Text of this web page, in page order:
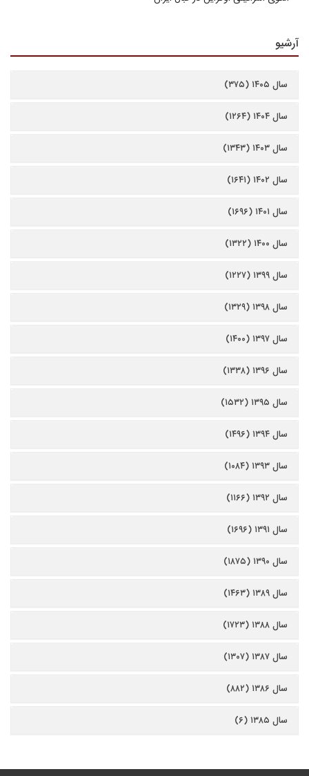
آرشیو
سال ۱۴۰۵ (۳۷۵)
سال ۱۴۰۴ (۱۲۶۴)
سال ۱۴۰۳ (۱۳۴۳)
سال ۱۴۰۲ (۱۶۴۱)
سال ۱۴۰۱ (۱۶۹۶)
سال ۱۴۰۰ (۱۳۲۲)
سال ۱۳۹۹ (۱۲۲۷)
سال ۱۳۹۸ (۱۳۲۹)
سال ۱۳۹۷ (۱۴۰۰)
سال ۱۳۹۶ (۱۳۳۸)
سال ۱۳۹۵ (۱۵۳۲)
سال ۱۳۹۴ (۱۴۹۶)
سال ۱۳۹۳ (۱۰۸۴)
سال ۱۳۹۲ (۱۱۶۶)
سال ۱۳۹۱ (۱۶۹۶)
سال ۱۳۹۰ (۱۸۷۵)
سال ۱۳۸۹ (۱۴۶۳)
سال ۱۳۸۸ (۱۷۲۳)
سال ۱۳۸۷ (۱۳۰۷)
سال ۱۳۸۶ (۸۸۲)
سال ۱۳۸۵ (۶)